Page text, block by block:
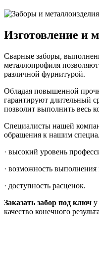
Изготовление и
Сварные заборы,
металлопрофиля
различной фурнитурой.
Обладая повышенной
гарантируют длительный
позволит выполнить весь
Специалисты нашей
обращения к нашим
· высокий уровень
· возможность
· доступность расценок.
Заказать забор под ключ у
качество конечного